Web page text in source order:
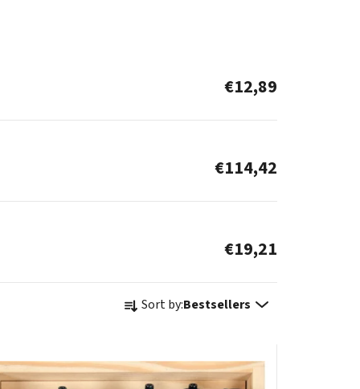
€12,89
€114,42
€19,21
P
o
Sort by:Bestsellers